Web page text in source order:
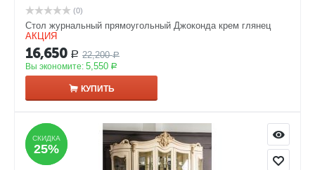
(0)
Стол журнальный прямоугольный Джоконда крем глянец
АКЦИЯ
16,650 Р 22,200 Р
Вы экономите: 5,550 Р
КУПИТЬ
СКИДКА
25%
СКИДКА
25%